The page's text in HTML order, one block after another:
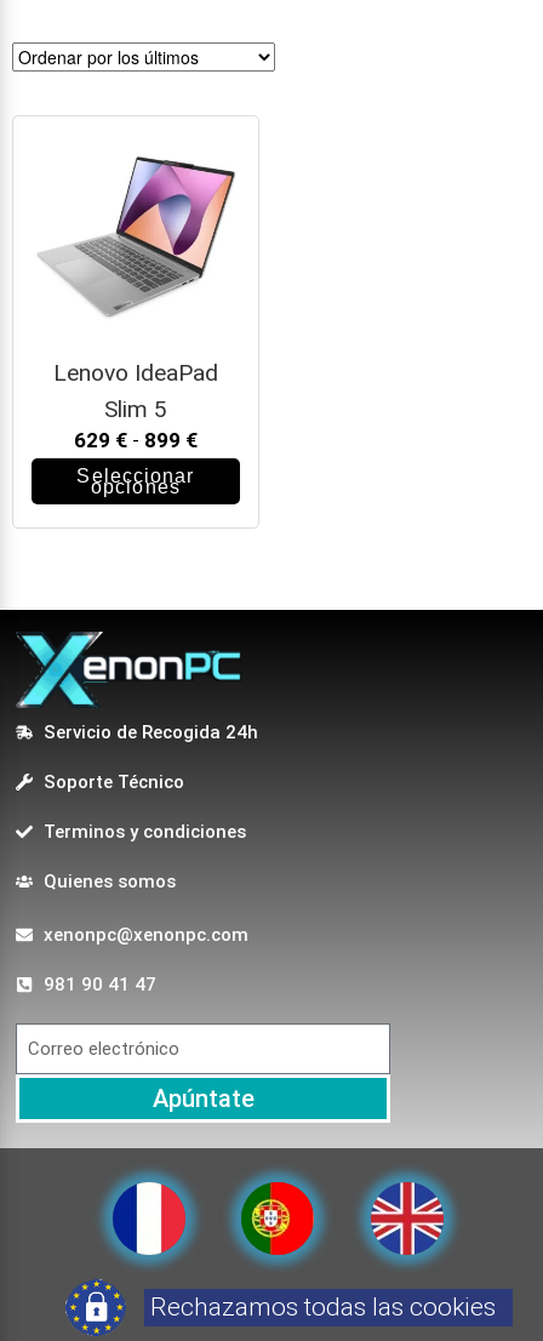
Lenovo IdeaPad
Slim 5
629 € - 899 €
Seleccionar
opciones
Servicio de Recogida 24h
Soporte Técnico
Terminos y condiciones
Quienes somos
xenonpc@xenonpc.com
981 90 41 47
Apúntate
Rechazamos todas las cookies